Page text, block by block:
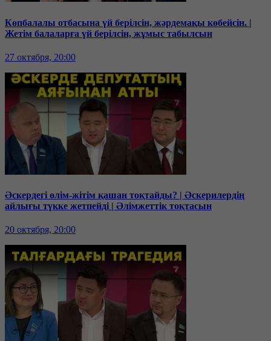
Көпбалалы отбасына үй берілсін, жәрдемақы көбейсін. |
Жетім балаларға үй берілсін, жұмыс табылсын
27 октября, 20:00
Әскердегі өлім-жітім қашан тоқтайды? | Әскерилердің
айлығы түкке жетпейді | Әлімжеттік тоқтасын
20 октября, 20:00